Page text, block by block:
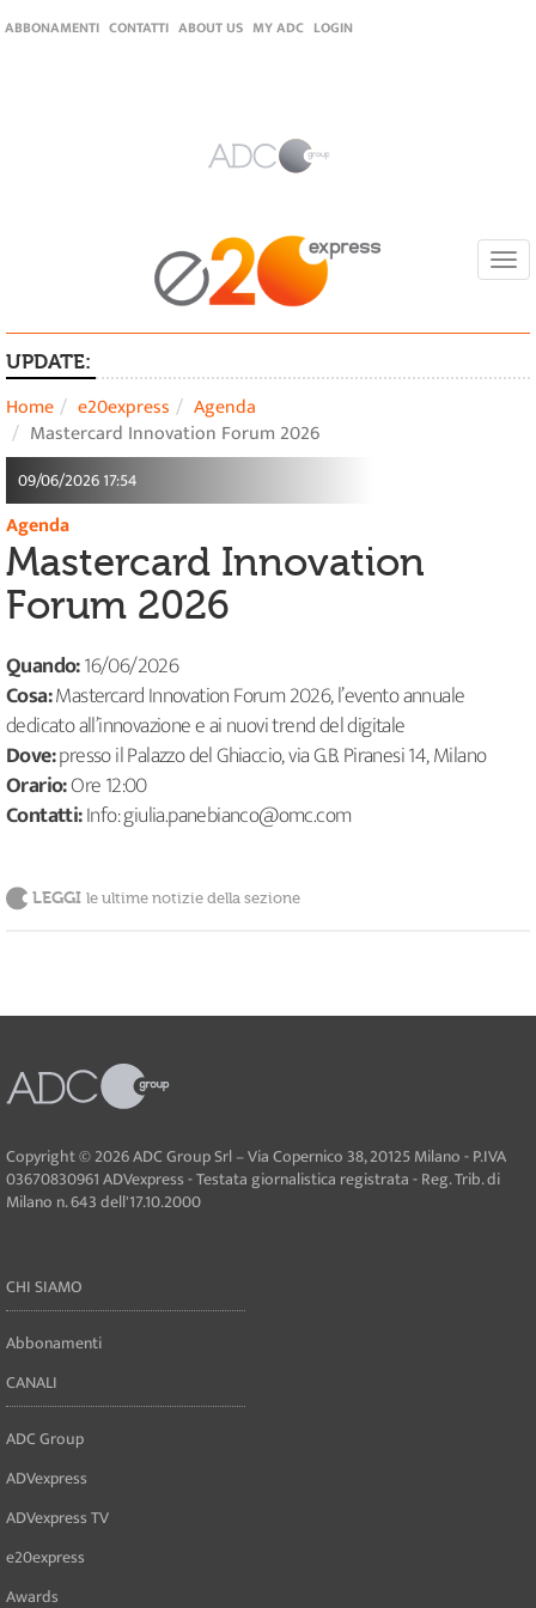
ABBONAMENTI CONTATTI ABOUT US MY ADC LOGIN
UPDATE:
Home e20express
Agenda
Mastercard Innovation Forum 2026
09/06/2026 17:54
Agenda
Mastercard Innovation
Forum 2026
Quando:16/06/2026
Cosa:Mastercard Innovation Forum 2026, l’evento annuale
dedicato all’innovazione e ai nuovi trend del digitale
Dove:presso il Palazzo del Ghiaccio, via G.B. Piranesi 14, Milano
Orario:Ore 12:00
Contatti:Info: giulia.panebianco@omc.com
LEGGI le ultime notizie della sezione
Copyright © 2026 ADC Group Srl – Via Copernico 38, 20125 Milano - P.IVA
03670830961 ADVexpress - Testata giornalistica registrata - Reg. Trib. di
Milano n. 643 dell'17.10.2000
CHI SIAMO
Abbonamenti
CANALI
ADC Group
ADVexpress
ADVexpress TV
e20express
Awards